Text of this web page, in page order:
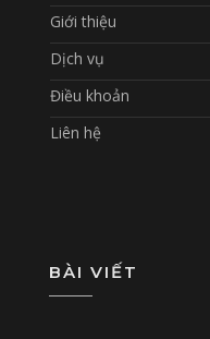
Giới thiệu
Dịch vụ
Điều khoản
Liên hệ
BÀI VIẾT